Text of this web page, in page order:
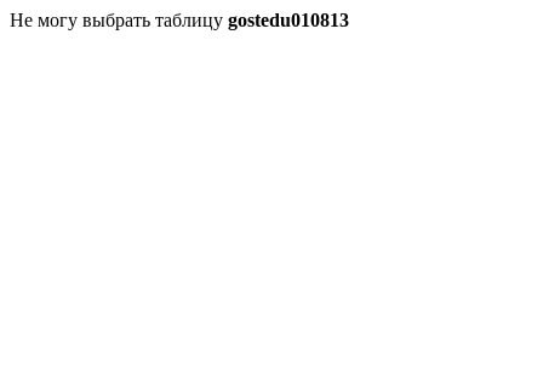
Не могу выбрать таблицу gostedu010813